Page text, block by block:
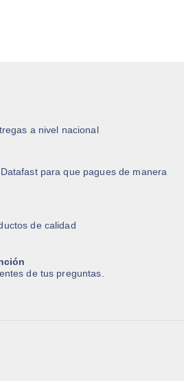
a nivel nacional
para que pagues de manera
de calidad
de tus preguntas.